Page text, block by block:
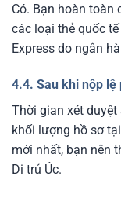
Có. Bạn hoàn toàn
các loại thẻ quốc
Express do ngân
4.4. Sau khi nộp lệ
Thời gian xét
khối lượng hồ sơ
mới nhất, bạn nên
Di trú Úc.